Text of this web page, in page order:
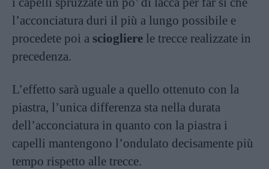
l’acconciatura duri il più a lungo possibile e
procedete poi a sciogliere le trecce realizzate in
precedenza.
L’effetto sarà uguale a quello ottenuto con la
piastra, l’unica differenza sta nella durata
dell’acconciatura in quanto con la piastra i
capelli mantengono l’ondulato decisamente più
tempo rispetto alle trecce.